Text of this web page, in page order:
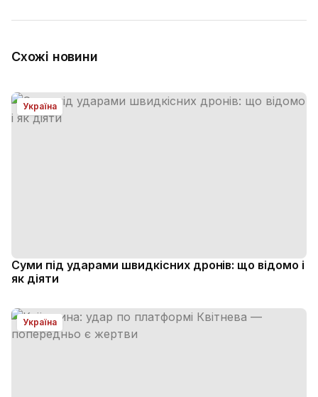
Схожі новини
Україна
Суми під ударами швидкісних дронів: що відомо і
як діяти
Україна